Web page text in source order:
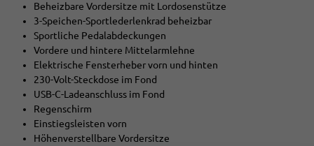
Beheizbare Vordersitze mit Lordosenstütze
3-Speichen-Sportlederlenkrad beheizbar
Sportliche Pedalabdeckungen
Vordere und hintere Mittelarmlehne
Elektrische Fensterheber vorn und hinten
230-Volt-Steckdose im Fond
USB-C-Ladeanschluss im Fond
Regenschirm
Einstiegsleisten vorn
Höhenverstellbare Vordersitze